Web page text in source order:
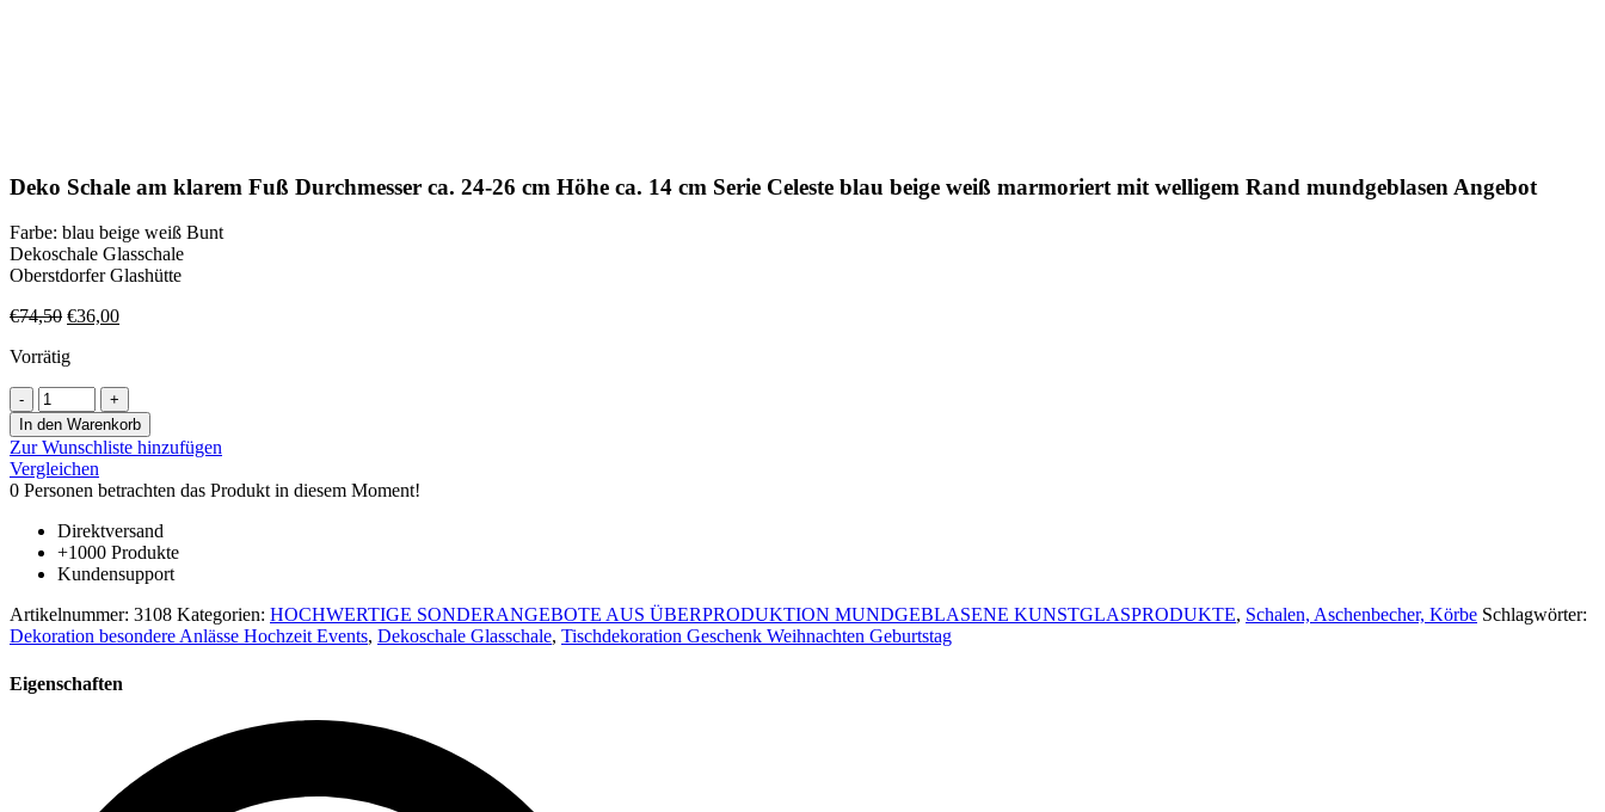
Deko Schale am klarem Fuß Durchmesser ca. 24-26 cm Höhe ca. 14 cm Serie Celeste blau beige weiß marmoriert mit welligem Rand mundgeblasen Angebot
Farbe: blau beige weiß Bunt
Dekoschale Glasschale
Oberstdorfer Glashütte
€74,50 Ursprünglicher
war:
€36,00Aktueller
Vorrätig
Deko
Schale
am
klarem
Fuß
Durchmesser
ca.
24-
26
Höhe
ca.
cm
Serie
marmoriert
In den Warenkorb
Zur Wunschliste hinzufügen
Vergleichen
0 Personen betrachten das Produkt in diesem Moment!
Direktversand
+1000 Produkte
Kundensupport
Artikelnummer: 3108 Kategorien: HOCHWERTIGE SONDERANGEBOTE AUS ÜBERPRODUKTION MUNDGEBLASENE KUNSTGLASPRODUKTE, Schalen, Aschenbecher, Körbe Schlagwörter:
Dekoration besondere Anlässe Hochzeit Events, Dekoschale Glasschale, Tischdekoration Geschenk Weihnachten Geburtstag
Eigenschaften